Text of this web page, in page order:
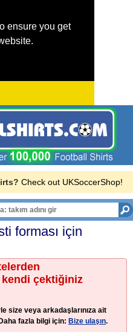
ensure you get
Check out UKSoccerShop!
forması için
kendi çektiğiniz
size veya arkadaşlarınıza ait
fazla bilgi için: Bize ulaşın.